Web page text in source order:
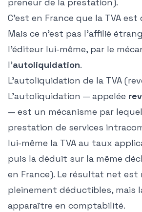
C'est en France que la TVA est
Mais ce n'est pas l'affilié
l'éditeur lui-même, par le
l'autoliquidation.
L'autoliquidation de la TVA
L'autoliquidation — appelée
— est un mécanisme par
prestation de services
lui-même la TVA au taux
puis la déduit sur la même
en France). Le résultat net
pleinement déductibles, mais
apparaître en comptabilité.